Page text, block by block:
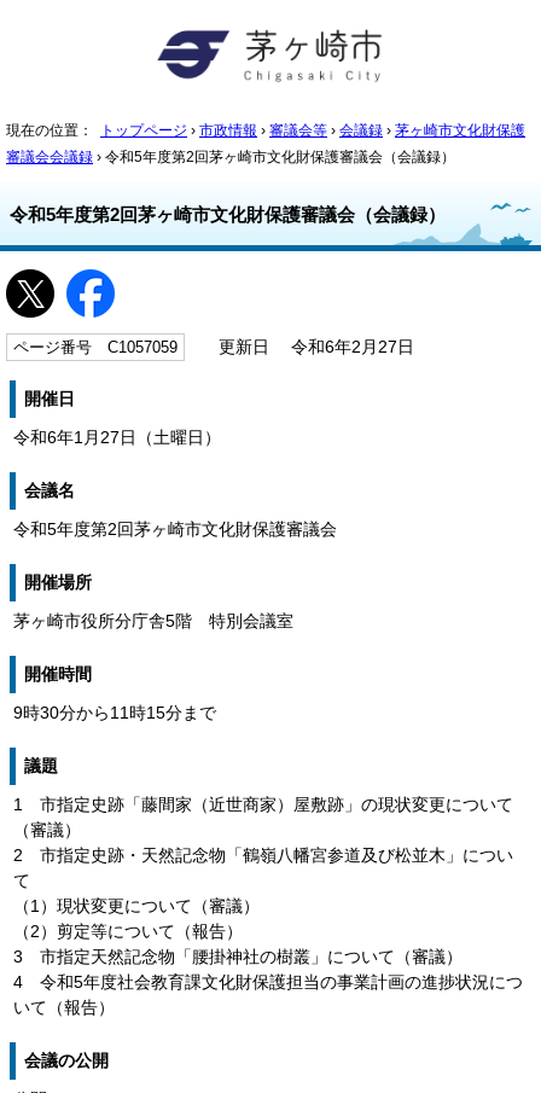
現在の位置： トップページ › 市政情報 › 審議会等 › 会議録 › 茅ヶ崎市文化財保護
審議会会議録 › 令和5年度第2回茅ヶ崎市文化財保護審議会（会議録）
令和5年度第2回茅ヶ崎市文化財保護審議会（会議録）
ページ番号 C1057059 更新日 令和6年2月27日
開催日
令和6年1月27日（土曜日）
会議名
令和5年度第2回茅ヶ崎市文化財保護審議会
開催場所
茅ヶ崎市役所分庁舎5階 特別会議室
開催時間
9時30分から11時15分まで
議題
1 市指定史跡「藤間家（近世商家）屋敷跡」の現状変更について
（審議）
2 市指定史跡・天然記念物「鶴嶺八幡宮参道及び松並木」につい
て
（1）現状変更について（審議）
（2）剪定等について（報告）
3 市指定天然記念物「腰掛神社の樹叢」について（審議）
4 令和5年度社会教育課文化財保護担当の事業計画の進捗状況につ
いて（報告）
会議の公開